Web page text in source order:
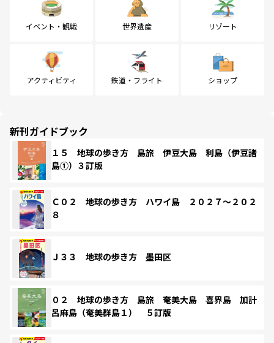
イベント・観戦 世界遺産 リゾート
アクティビティ 鉄道・フライト ショップ
新刊ガイドブック
１５ 地球の歩き方 島旅 伊豆大島 利島（伊豆諸
島①）３訂版
Ｃ０２ 地球の歩き方 ハワイ島 ２０２７～２０２
８
Ｊ３３ 地球の歩き方 墨田区
０２ 地球の歩き方 島旅 奄美大島 喜界島 加計
呂麻島（奄美群島１） ５訂版